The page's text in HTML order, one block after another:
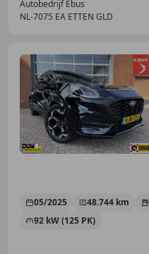
Autobedrijf Ebus
NL-7075 EA ETTEN GLD
05/2025 48.744 km
92 kW (125 PK)